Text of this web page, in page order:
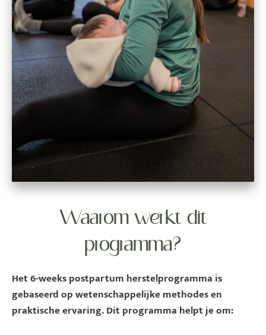
Waarom werkt dit
programma?
Het 6-weeks postpartum herstelprogramma is
gebaseerd op wetenschappelijke methodes en
praktische ervaring. Dit programma helpt je om: